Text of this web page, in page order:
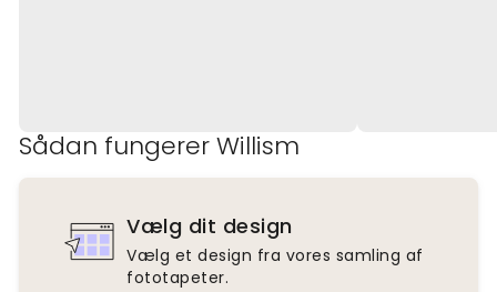
Sådan fungerer Willism
Vælg dit design
Vælg et design fra vores samling af
fototapeter.